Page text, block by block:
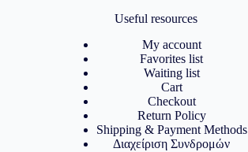
Useful resources
My account
Favorites list
Waiting list
Cart
Checkout
Return Policy
Shipping & Payment Methods
Διαχείριση Συνδρομών